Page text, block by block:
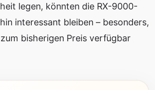
legen, könnten die RX-9000-
interessant bleiben – besonders,
bisherigen Preis verfügbar